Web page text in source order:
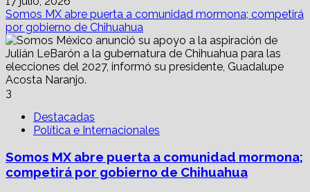
Somos MX abre puerta a comunidad mormona; competirá
por gobierno de Chihuahua
3
Destacadas
Política e Internacionales
Somos MX abre puerta a comunidad mormona;
competirá por gobierno de Chihuahua